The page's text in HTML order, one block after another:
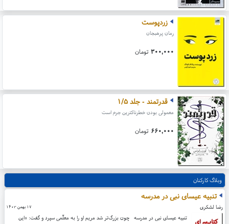
زردپوست
رمان پرهبجان
۳۰۰,۰۰۰ تومان
قدرتمند - جلد ۱/۵
معمولی بودن خطرناکترین جرم است
۶۶۰,۰۰۰ تومان
وبلاگ کارکنان
تنبیه عیسای نبی در مدرسه
۱۷ بهمن ۱۴۰۳
رضا لشکری
تنبیه عیسای نبی در مدرسه چون بزرگ‌تر شد مریم او را به معلّمی سپرد و گفت: «این